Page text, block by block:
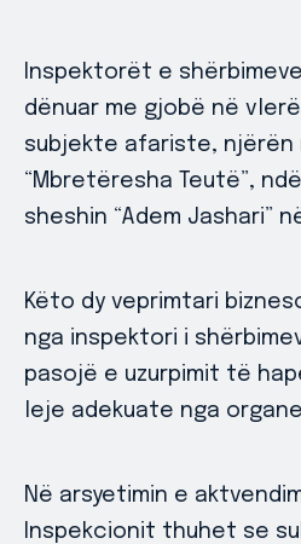
Inspektorët e
dënuar me gjobë në
subjekte afariste, njërën
“Mbretëresha Teutë”,
sheshin “Adem Jashari”
Këto dy veprimtari
nga inspektori i
pasojë e uzurpimit të
leje adekuate nga
Në arsyetimin e
Inspekcionit thuhet se